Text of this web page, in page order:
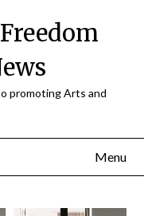
promoting Arts and
Menu